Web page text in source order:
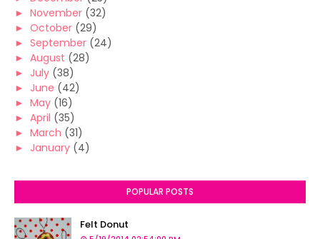
► November (32)
► October (29)
► September (24)
► August (28)
► July (38)
► June (42)
► May (16)
► April (35)
► March (31)
► January (4)
POPULAR POSTS
Felt Donut